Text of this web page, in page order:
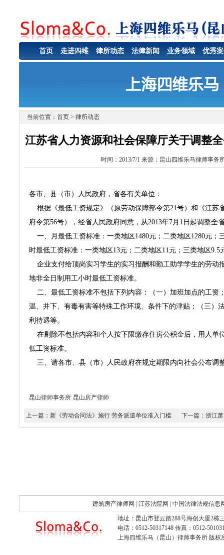
首页 走进四维 律所动态 法律新闻 业务领域 优秀
当前位置： 首页> 律所动态
江苏省人力资源和社会保障厅关于调整
时间：2013/7/1 来源：昆山四维乐马律师事务
各市、县（市）人民政府，省各有关单位：
根据《最低工资规定》（原劳动保障部令第21号）和《江苏
府令第56号），经省人民政府同意，从2013年7月1日起调整全
一、月最低工资标准：一类地区1480元；二类地区1280元；
时最低工资标准：一类地区13元；二类地区11元；三类地区
企业支付给顶岗实习学生的实习报酬和勤工助学学生的劳动
地非全日制用工小时最低工资标准。
二、最低工资标准不包括下列内容：（一）加班加点的工资
温、井下、有毒有害等特殊工作环境、条件下的津贴；（三）
利待遇等。
在剔除不包括内容和个人按下限缴存住房公积金后，用人单
低工资标准。
三、请各市、县（市）人民政府在规定期限内向社会公布调
昆山律师事务所 昆山房产律师
上一篇：新《劳动合同法》施行 劳务派遣单位准入门槛 下一篇：浙江
建筑房产律师网 江苏法院网 中国法律法规信息
地址：昆山市登云路288号海创大厦2栋
电话：0512-50317148 传真：0512-
上海四维乐马（昆山）律师事务所 版权